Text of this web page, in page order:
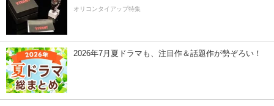
オリコンタイアップ特集
2026年7月夏ドラマも、注目作＆話題作が勢ぞろい！